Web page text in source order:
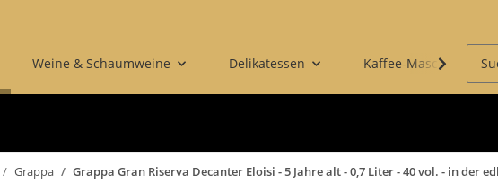
Weine & Schaumweine Delikatessen Kaffee-Maschinen &
Grappa Grappa Gran Riserva Decanter Eloisi - 5 Jahre alt - 0,7 Liter - 40 vol. - in der